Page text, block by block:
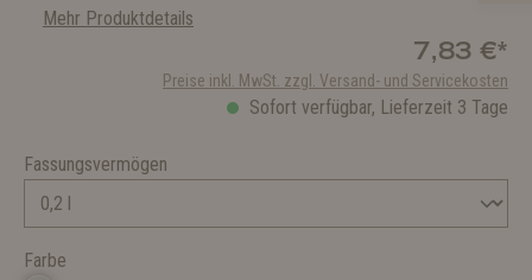
Mehr Produktdetails
7,83 €*
Preise inkl. MwSt. zzgl. Versand- und Servicekosten
Sofort verfügbar, Lieferzeit 3 Tage
Fassungsvermögen
Farbe